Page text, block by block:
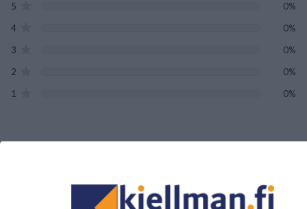
5
0%
4
0%
3
0%
2
0%
1
0%